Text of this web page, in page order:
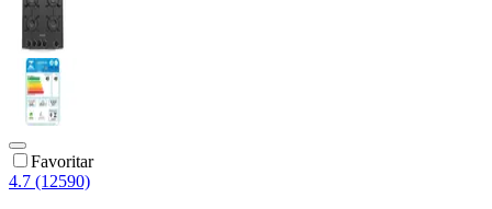
Favoritar
4.7 (12590)